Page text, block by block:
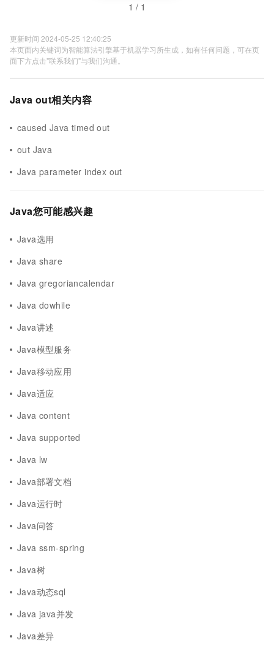
1 / 1
更新时间 2024-05-25 12:40:25
本页面内关键词为智能算法引擎基于机器学习所生成，如有任何问题，可在页
面下方点击"联系我们"与我们沟通。
Java out相关内容
caused Java timed out
out Java
Java parameter index out
Java您可能感兴趣
Java选用
Java share
Java gregoriancalendar
Java dowhile
Java讲述
Java模型服务
Java移动应用
Java适应
Java content
Java supported
Java lw
Java部署文档
Java运行时
Java问答
Java ssm-spring
Java树
Java动态sql
Java java并发
Java差异